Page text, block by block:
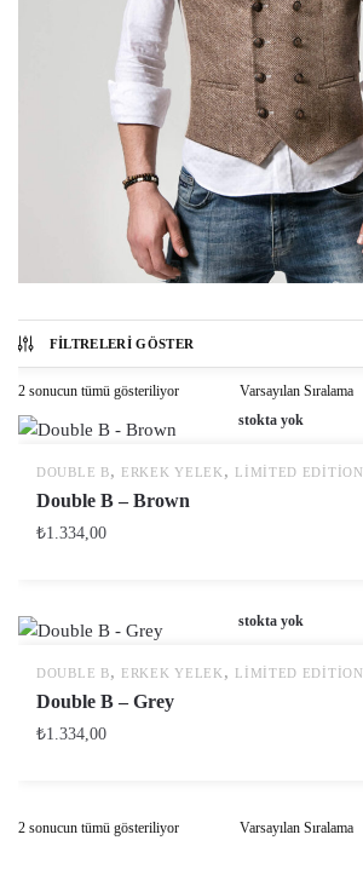
FILTRELERI GÖSTER
2 sonucun tümü gösteriliyor
stokta yok
DOUBLE B, ERKEK YELEK , LIMITED EDITION
Double B – Brown
₺1.334,00
stokta yok
DOUBLE B, ERKEK YELEK , LIMITED EDITION
Double B – Grey
₺1.334,00
2 sonucun tümü gösteriliyor